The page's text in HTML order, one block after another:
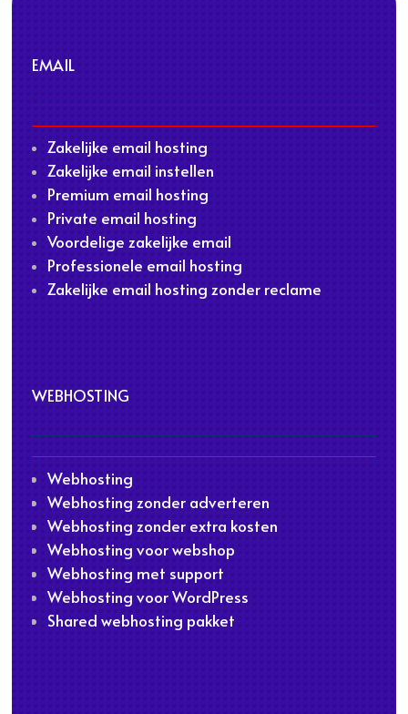
EMAIL
Zakelijke email hosting
Zakelijke email instellen
Premium email hosting
Private email hosting
Voordelige zakelijke email
Professionele email hosting
Zakelijke email hosting zonder reclame
WEBHOSTING
Webhosting
Webhosting zonder adverteren
Webhosting zonder extra kosten
Webhosting voor webshop
Webhosting met support
Webhosting voor WordPress
Shared webhosting pakket